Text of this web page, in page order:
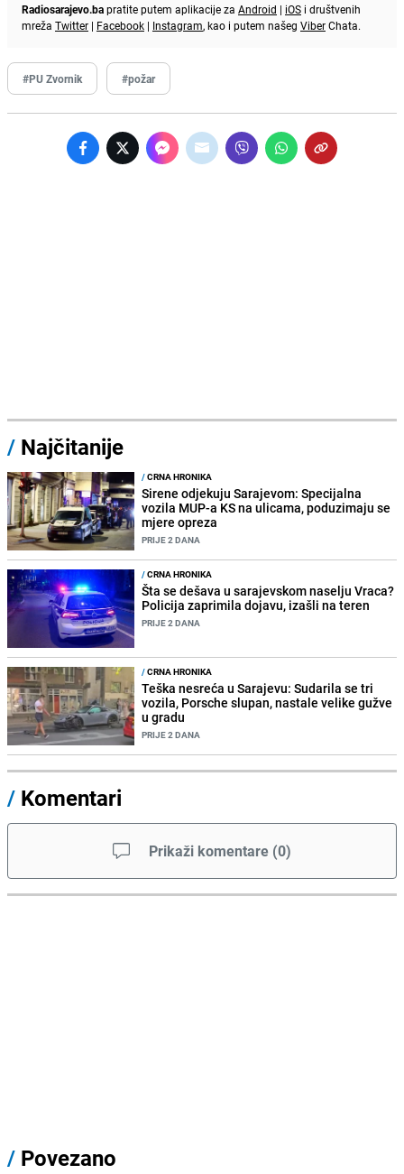
Radiosarajevo.bapratite putem aplikacije za Android | iOS i društvenih
mreža Twitter | Facebook | Instagram, kao i putem našeg ViberChata.
#PU Zvornik #požar
/ Najčitanije
/CRNA HRONIKA
Sirene odjekuju Sarajevom: Specijalna
vozila MUP-a KS na ulicama, poduzimaju se
mjere opreza
PRIJE 2 DANA
/CRNA HRONIKA
Šta se dešava u sarajevskom naselju Vraca?
Policija zaprimila dojavu, izašli na teren
PRIJE 2 DANA
/CRNA HRONIKA
Teška nesreća u Sarajevu: Sudarila se tri
vozila, Porsche slupan, nastale velike gužve
u gradu
PRIJE 2 DANA
/ Komentari
Prikaži komentare (0)
/ Povezano